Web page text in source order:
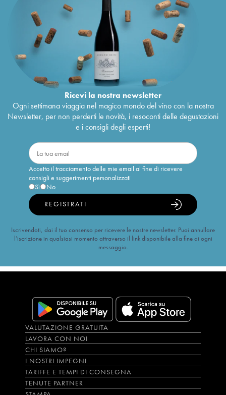
Ricevi la nostra newsletter
Ogni settimana viaggia nel magico mondo del vino con la nostra
Newsletter, per non perderti le novità, i resoconti delle degustazioni
e i consigli degli esperti!
Accetto il tracciamento delle mie email al fine di ricevere
consigli e suggerimenti personalizzati
Sì
No
REGISTRATI
Iscrivendoti, dai il tuo consenso per ricevere le nostre newsletter. Puoi annullare
l’iscrizione in qualsiasi momento attraverso il link disponibile alla fine di ogni
messaggio.
VALUTAZIONE GRATUITA
LAVORA CON NOI
CHI SIAMO?
I NOSTRI IMPEGNI
TARIFFE E TEMPI DI CONSEGNA
TENUTE PARTNER